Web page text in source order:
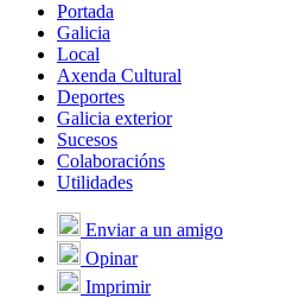
Portada
Galicia
Local
Axenda Cultural
Deportes
Galicia exterior
Sucesos
Colaboracións
Utilidades
Enviar a un amigo
Opinar
Imprimir